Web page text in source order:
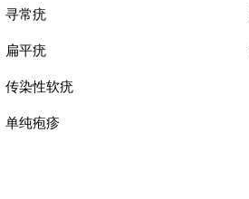
寻常疣
扁平疣
传染性软疣
单纯疱疹